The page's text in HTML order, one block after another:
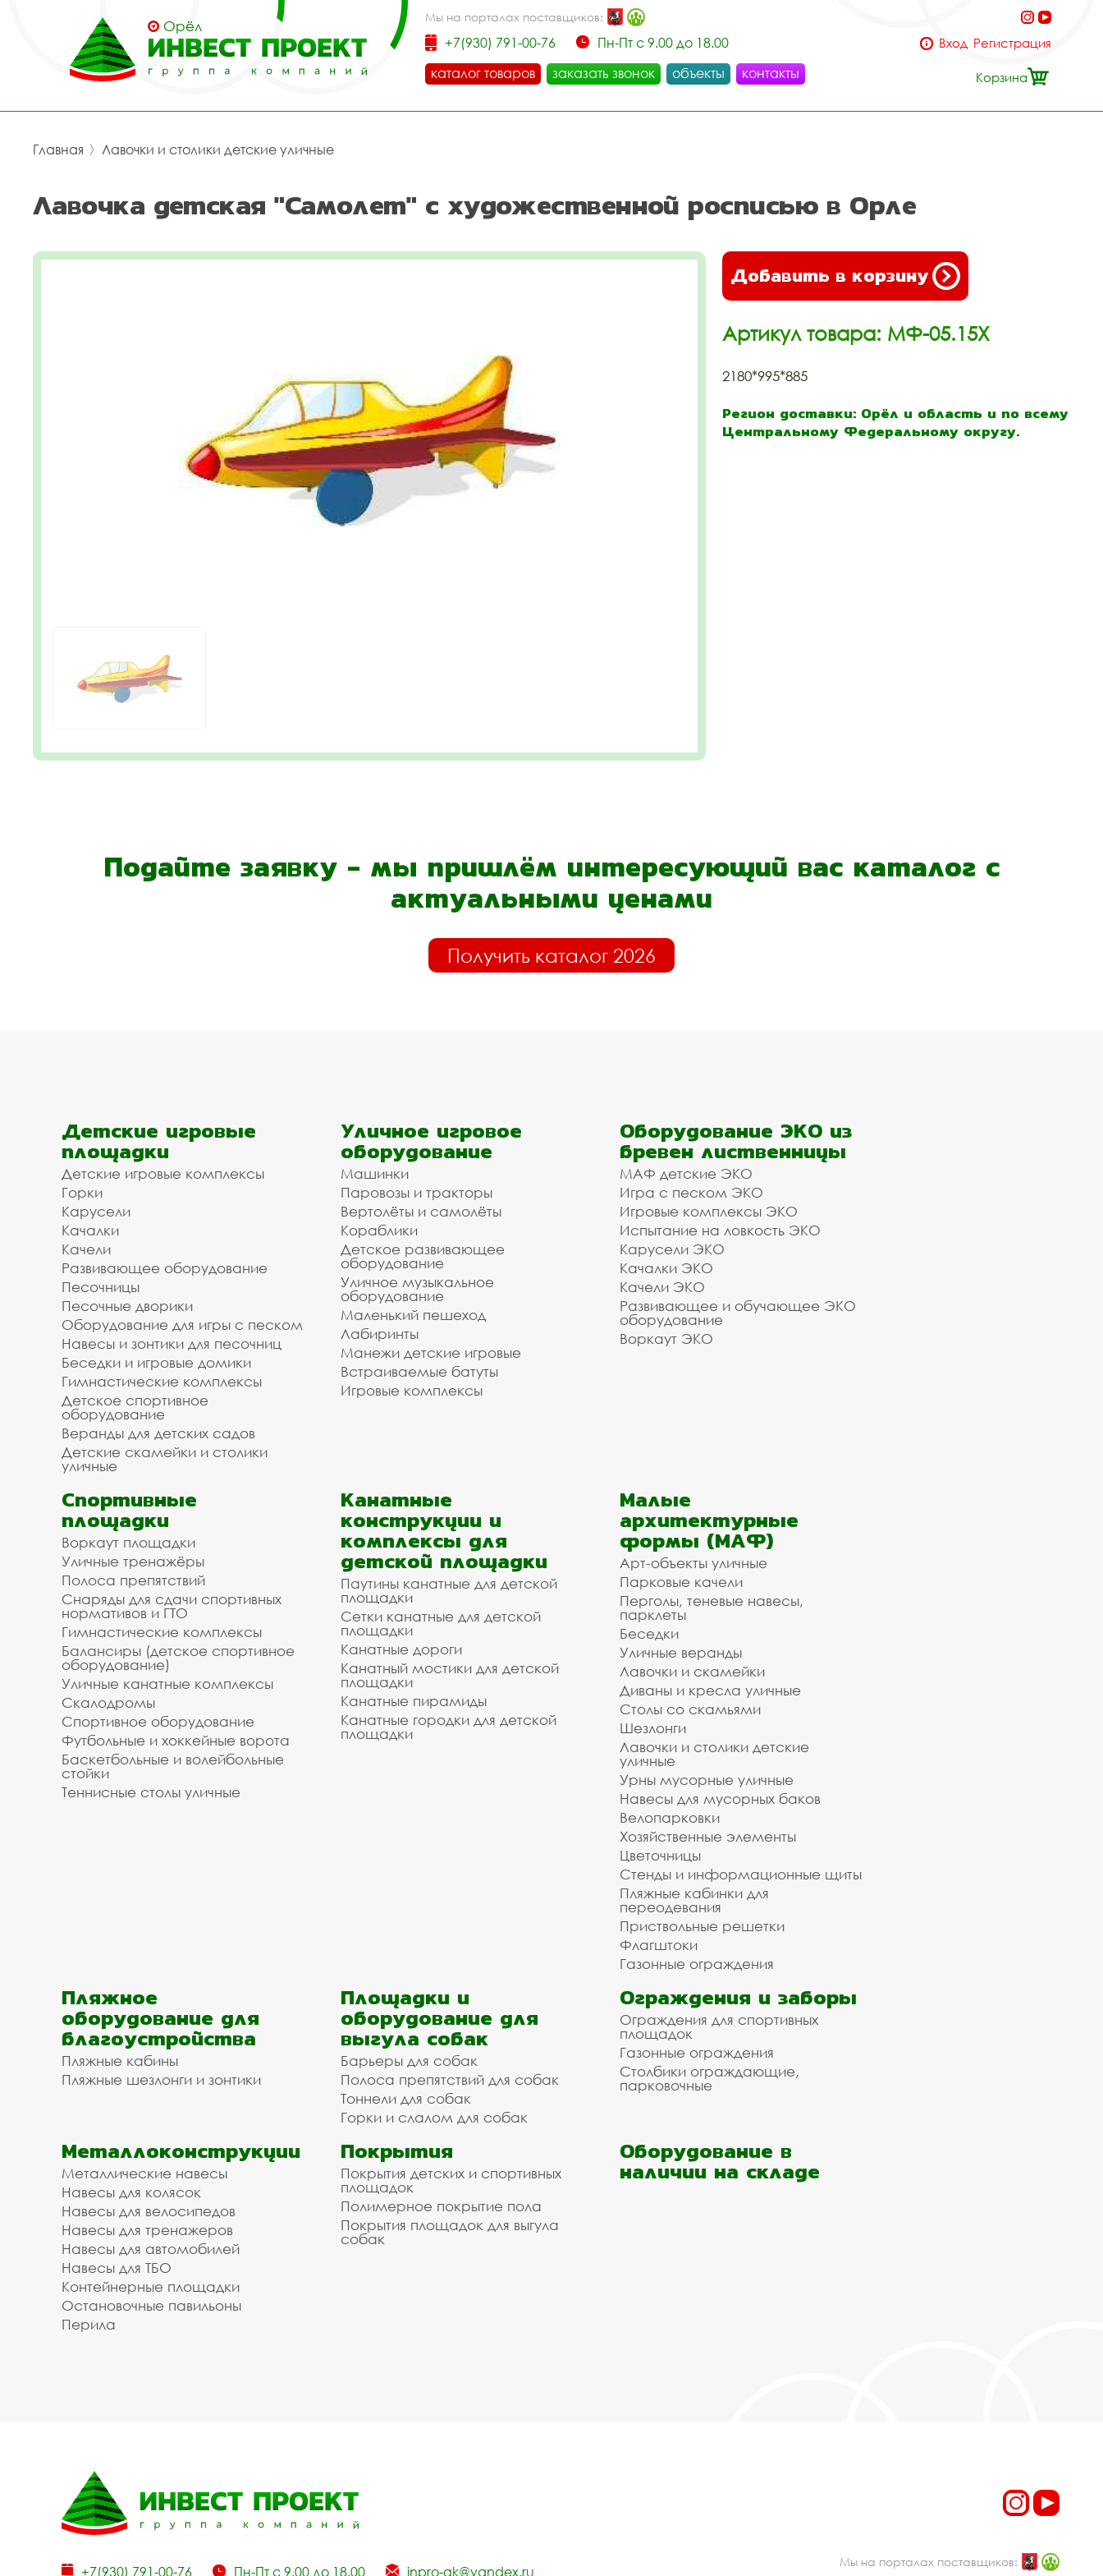
Орёл
Мы на порталах поставщиков:
+7(930) 791-00-76
Пн-Пт с 9.00 до 18.00
каталог товаров
заказать звонок объекты контакты
Вход Регистрация
Корзина
Главная 〉 Лавочки и столики детские уличные
Лавочка детская "Самолет" с художественной росписью в Орле
Добавить в корзину
Артикул товара: МФ-05.15Х
2180*995*885
Регион доставки: Орёл и область и по всему
Центральному Федеральному округу.
Подайте заявку - мы пришлём интересующий вас каталог с
актуальными ценами
Получить каталог 2026
Детские игровые
площадки
Детские игровые комплексы
Горки
Карусели
Качалки
Качели
Развивающее оборудование
Песочницы
Песочные дворики
Оборудование для игры с песком
Навесы и зонтики для песочниц
Беседки и игровые домики
Гимнастические комплексы
Детское спортивное
оборудование
Веранды для детских садов
Детские скамейки и столики
уличные
Уличное игровое
оборудование
Машинки
Паровозы и тракторы
Вертолёты и самолёты
Кораблики
Детское развивающее
оборудование
Уличное музыкальное
оборудование
Маленький пешеход
Лабиринты
Манежи детские игровые
Встраиваемые батуты
Игровые комплексы
Оборудование ЭКО из
бревен лиственницы
МАФ детские ЭКО
Игра с песком ЭКО
Игровые комплексы ЭКО
Испытание на ловкость ЭКО
Карусели ЭКО
Качалки ЭКО
Качели ЭКО
Развивающее и обучающее ЭКО
оборудование
Воркаут ЭКО
Спортивные
площадки
Воркаут площадки
Уличные тренажёры
Полоса препятствий
Снаряды для сдачи спортивных
нормативов и ГТО
Гимнастические комплексы
Балансиры (детское спортивное
оборудование)
Уличные канатные комплексы
Скалодромы
Спортивное оборудование
Футбольные и хоккейные ворота
Баскетбольные и волейбольные
стойки
Теннисные столы уличные
Канатные
конструкции и
комплексы для
детской площадки
Паутины канатные для детской
площадки
Сетки канатные для детской
площадки
Канатные дороги
Канатный мостики для детской
площадки
Канатные пирамиды
Канатные городки для детской
площадки
Малые
архитектурные
формы (МАФ)
Арт-объекты уличные
Парковые качели
Перголы, теневые навесы,
парклеты
Беседки
Уличные веранды
Лавочки и скамейки
Диваны и кресла уличные
Столы со скамьями
Шезлонги
Лавочки и столики детские
уличные
Урны мусорные уличные
Навесы для мусорных баков
Велопарковки
Хозяйственные элементы
Цветочницы
Стенды и информационные щиты
Пляжные кабинки для
переодевания
Приствольные решетки
Флагштоки
Газонные ограждения
Пляжное
оборудование для
благоустройства
Пляжные кабины
Пляжные шезлонги и зонтики
Площадки и
оборудование для
выгула собак
Барьеры для собак
Полоса препятствий для собак
Тоннели для собак
Горки и слалом для собак
Ограждения и заборы
Ограждения для спортивных
площадок
Газонные ограждения
Столбики ограждающие,
парковочные
Металлоконструкции
Металлические навесы
Навесы для колясок
Навесы для велосипедов
Навесы для тренажеров
Навесы для автомобилей
Навесы для ТБО
Контейнерные площадки
Остановочные павильоны
Перила
Покрытия
Покрытия детских и спортивных
площадок
Полимерное покрытие пола
Покрытия площадок для выгула
собак
Оборудование в
наличии на складе
+7(930) 791-00-76 Пн-Пт с 9.00 до 18.00 inpro-gk@yandex.ru
Мы на порталах поставщиков: